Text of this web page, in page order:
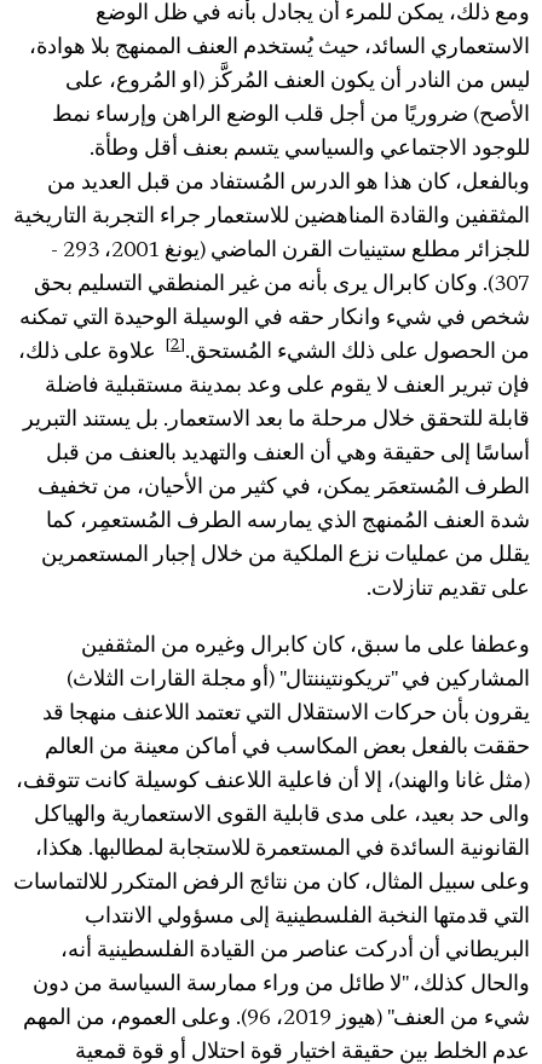
ومع ذلك، يمكن للمرء أن يجادل بأنه في ظل الوضع
الاستعماري السائد، حيث يُستخدم العنف الممنهج بلا هوادة،
ليس من النادر أن يكون العنف المُركَّز (او المُروع، على
الأصح) ضروريًا من أجل قلب الوضع الراهن وإرساء نمط
للوجود الاجتماعي والسياسي يتسم بعنف أقل وطأة.
وبالفعل، كان هذا هو الدرس المُستفاد من قبل العديد من
المثقفين والقادة المناهضين للاستعمار جراء التجربة التاريخية
للجزائر مطلع ستينيات القرن الماضي (يونغ 2001، 293 -
307). وكان كابرال يرى بأنه من غير المنطقي التسليم بحق
شخص في شيء وانكار حقه في الوسيلة الوحيدة التي تمكنه
من الحصول على ذلك الشيء المُستحق.
علاوة على ذلك،
فإن تبرير العنف لا يقوم على وعد بمدينة مستقبلية فاضلة
قابلة للتحقق خلال مرحلة ما بعد الاستعمار. بل يستند التبرير
أساسًا إلى حقيقة وهي أن العنف والتهديد بالعنف من قبل
الطرف المُستعمَر يمكن، في كثير من الأحيان، من تخفيف
شدة العنف المُمنهج الذي يمارسه الطرف المُستعمِر، كما
يقلل من عمليات نزع الملكية من خلال إجبار المستعمرين
على تقديم تنازلات.
وعطفا على ما سبق، كان كابرال وغيره من المثقفين
المشاركين في "تريكونتيننتال" (أو مجلة القارات الثلاث)
يقرون بأن حركات الاستقلال التي تعتمد اللاعنف منهجا قد
حققت بالفعل بعض المكاسب في أماكن معينة من العالم
(مثل غانا والهند)، إلا أن فاعلية اللاعنف كوسيلة كانت تتوقف،
والى حد بعيد، على مدى قابلية القوى الاستعمارية والهياكل
القانونية السائدة في المستعمرة للاستجابة لمطالبها. هكذا،
وعلى سبيل المثال، كان من نتائج الرفض المتكرر للالتماسات
التي قدمتها النخبة الفلسطينية إلى مسؤولي الانتداب
البريطاني أن أدركت عناصر من القيادة الفلسطينية أنه،
والحال كذلك، "لا طائل من وراء ممارسة السياسة من دون
شيء من العنف" (هيوز 2019، 96). وعلى العموم، من المهم
عدم الخلط بين حقيقة اختيار قوة احتلال أو قوة قمعية